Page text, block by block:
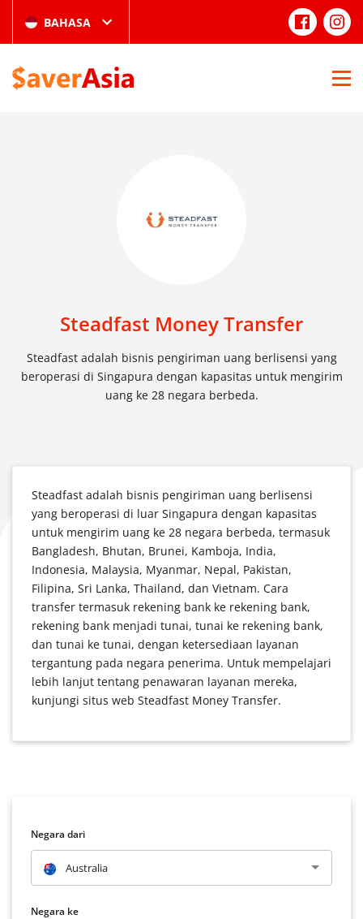
BAHASA
Steadfast Money Transfer
Steadfast adalah bisnis pengiriman uang berlisensi yang
beroperasi di Singapura dengan kapasitas untuk mengirim
uang ke 28 negara berbeda.
Steadfast adalah bisnis pengiriman uang berlisensi
yang beroperasi di luar Singapura dengan kapasitas
untuk mengirim uang ke 28 negara berbeda, termasuk
Bangladesh, Bhutan, Brunei, Kamboja, India,
Indonesia, Malaysia, Myanmar, Nepal, Pakistan,
Filipina, Sri Lanka, Thailand, dan Vietnam. Cara
transfer termasuk rekening bank ke rekening bank,
rekening bank menjadi tunai, tunai ke rekening bank,
dan tunai ke tunai, dengan ketersediaan layanan
tergantung pada negara penerima. Untuk mempelajari
lebih lanjut tentang penawaran layanan mereka,
kunjungi situs web Steadfast Money Transfer.
Negara dari
Australia
Negara ke